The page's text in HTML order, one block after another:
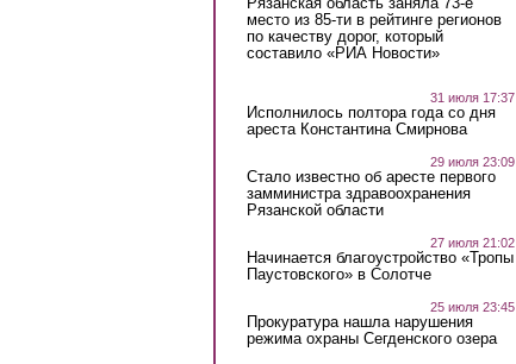
место из 85-ти в рейтинге регионов
по качеству дорог, который
составило «РИА Новости»
31 июля 17:37
Исполнилось полтора года со дня
ареста Константина Смирнова
29 июля 23:09
Стало известно об аресте первого
замминистра здравоохранения
Рязанской области
27 июля 21:02
Начинается благоустройство «Тропы
Паустовского» в Солотче
25 июля 23:45
Прокуратура нашла нарушения
режима охраны Сегденского озера